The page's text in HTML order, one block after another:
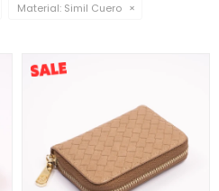
Material: Simil Cuero